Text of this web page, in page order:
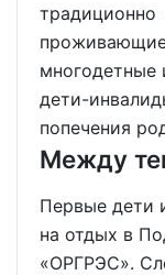
традиционно
проживающие
дети-
попечения
Между
Первые дети
на отдых в
«ОРГРЭС».